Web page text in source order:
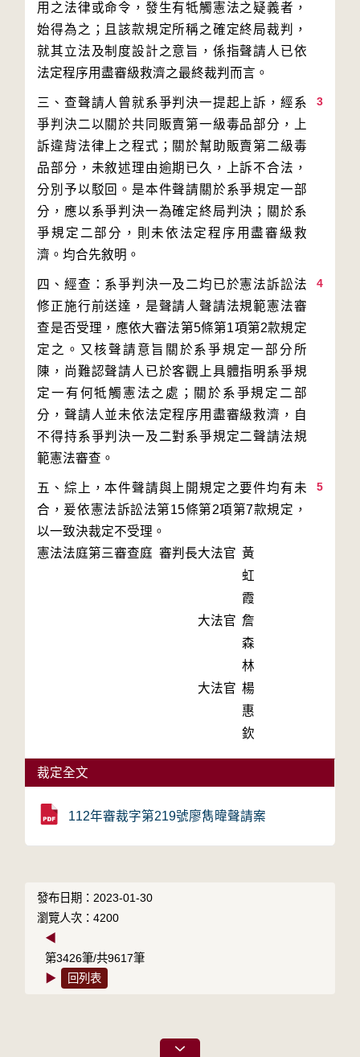
用之法律或命令，發生有牴觸憲法之疑義者，
始得為之；且該款規定所稱之確定終局裁判，
就其立法及制度設計之意旨，係指聲請人已依
3
三、查聲請人曾就系爭判決一提起上訴，經系
爭判決二以關於共同販賣第一級毒品部分，上
訴違背法律上之程式；關於幫助販賣第二級毒
品部分，未敘述理由逾期已久，上訴不合法，
分別予以駁回。是本件聲請關於系爭規定一部
分，應以系爭判決一為確定終局判決；關於系
爭規定二部分，則未依法定程序用盡審級救
4
四、經查：系爭判決一及二均已於憲法訴訟法
修正施行前送達，是聲請人聲請法規範憲法審
查是否受理，應依大審法第5條第1項第2款規定
定之。又核聲請意旨關於系爭規定一部分所
陳，尚難認聲請人已於客觀上具體指明系爭規
定一有何牴觸憲法之處；關於系爭規定二部
分，聲請人並未依法定程序用盡審級救濟，自
不得持系爭判決一及二對系爭規定二聲請法規
5
五、綜上，本件聲請與上開規定之要件均有未
合，爰依憲法訴訟法第15條第2項第7款規定，
以一致決裁定不受理。
憲法法庭第三審查庭 審判長大法官 黃
虹
霞
大法官 詹
森
林
大法官 楊
惠
欽
裁定全文
112年審裁字第219號廖雋暐聲請案
發布日期：2023-01-30
瀏覽人次：4200
◀
第3426筆/共9617筆
▶
回列表